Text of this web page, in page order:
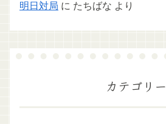
明日対局 に たちばな より
カテゴリー